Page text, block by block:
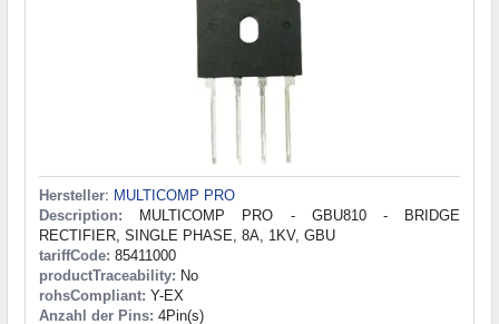
Hersteller: MULTICOMP PRO
Description: MULTICOMP PRO - GBU810 - BRIDGE
RECTIFIER, SINGLE PHASE, 8A, 1KV, GBU
tariffCode: 85411000
productTraceability: No
rohsCompliant: Y-EX
Anzahl der Pins: 4Pin(s)